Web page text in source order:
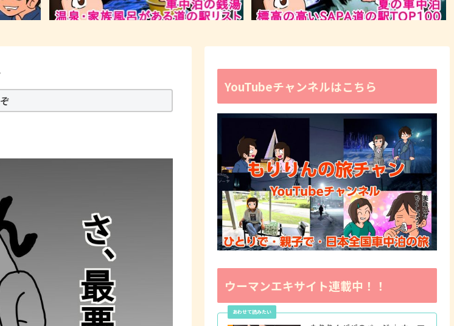
YouTubeチャンネルはこちら
ウーマンエキサイト連載中！！